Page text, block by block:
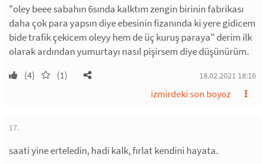
"oley beee sabahın 6sında kalktım zengin birinin fabrikası
daha çok para yapsın diye ebesinin fizanında ki yere gidicem
bide trafik çekicem oleyy hem de üç kuruş paraya" derim ilk
olarak ardından yumurtayı nasıl pişirsem diye düşünürüm.
(4) (1) 18.02.2021 18:16
izmirdeki son boyoz
17.
saati yine erteledin, hadi kalk, fırlat kendini hayata.